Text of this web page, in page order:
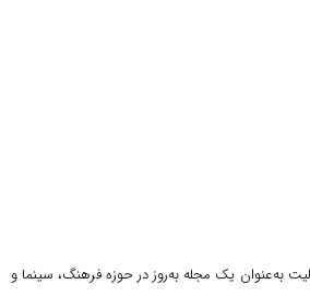
به‌عنوان یک مجله به‌روز در حوزه فرهنگ، سینما و